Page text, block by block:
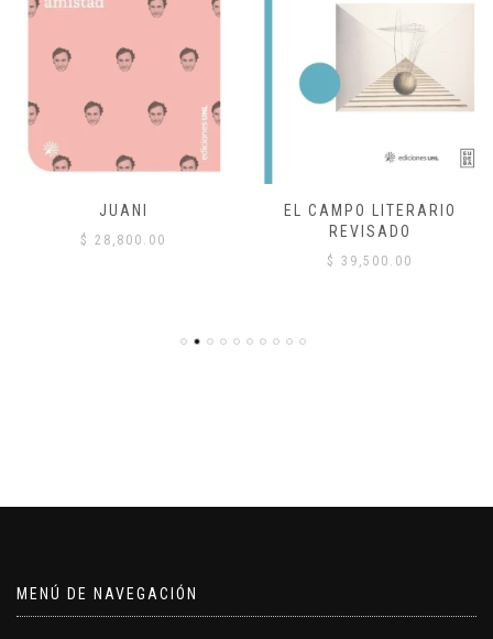
JUANI
$ 28,800.00
EL CAMPO LITERARIO
REVISADO
$ 39,500.00
MENÚ DE NAVEGACIÓN